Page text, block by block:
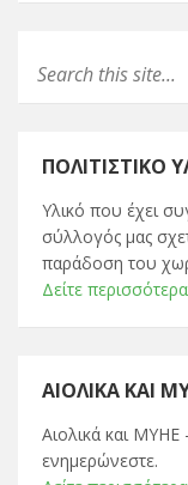
ΠΟΛΙΤΙΣΤΙΚΌ
Υλικό που έχει
σύλλογός μας
παράδοση του
Δείτε
ΑΙΟΛΙΚΆ ΚΑΙ
Αιολικά και ΜΥΗΕ
ενημερώνεστε.